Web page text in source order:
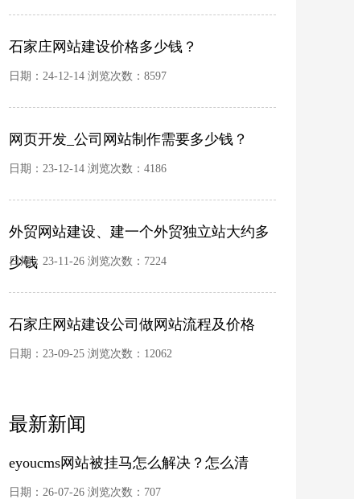
石家庄网站建设价格多少钱？
日期：24-12-14 浏览次数： 8597
网页开发_公司网站制作需要多少钱？
日期：23-12-14 浏览次数： 4186
外贸网站建设、建一个外贸独立站大约多
少钱
日期：23-11-26 浏览次数： 7224
石家庄网站建设公司做网站流程及价格
日期：23-09-25 浏览次数： 12062
最新新闻
eyoucms网站被挂马怎么解决？怎么清
日期：26-07-26 浏览次数： 707